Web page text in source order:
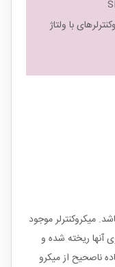
با ولتاژ
میکروکنترلر موجود
آنها ریخته شده و
ناصحیح از میکرو